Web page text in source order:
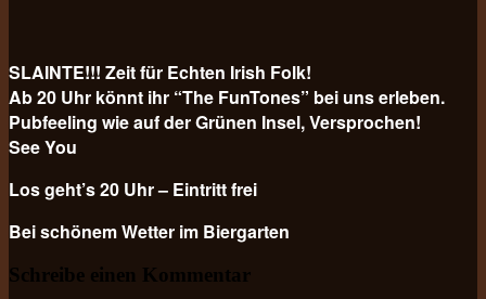
SLAINTE!!! Zeit für Echten Irish Folk!
Ab 20 Uhr könnt ihr “The FunTones” bei uns erleben.
Pubfeeling wie auf der Grünen Insel, Versprochen!
See You
Los geht’s 20 Uhr – Eintritt frei
Bei schönem Wetter im Biergarten
Schreibe einen Kommentar